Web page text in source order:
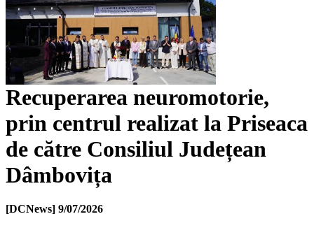
Recuperarea neuromotorie,
prin centrul realizat la Priseaca
de către Consiliul Județean
Dâmbovița
[DCNews] 9/07/2026